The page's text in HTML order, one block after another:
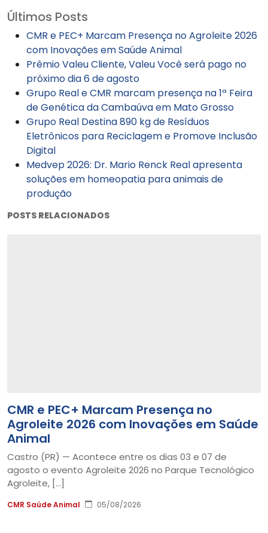
Últimos Posts
CMR e PEC+ Marcam Presença no Agroleite 2026
com Inovações em Saúde Animal
Prêmio Valeu Cliente, Valeu Você será pago no
próximo dia 6 de agosto
Grupo Real e CMR marcam presença na 1ª Feira
de Genética da Cambaúva em Mato Grosso
Grupo Real Destina 890 kg de Resíduos
Eletrônicos para Reciclagem e Promove Inclusão
Digital
Medvep 2026: Dr. Mario Renck Real apresenta
soluções em homeopatia para animais de
produção
POSTS RELACIONADOS
CMR e PEC+ Marcam Presença no
Agroleite 2026 com Inovações em Saúde
Animal
Castro (PR) — Acontece entre os dias 03 e 07 de
agosto o evento Agroleite 2026 no Parque Tecnológico
Agroleite, […]
CMR Saúde Animal 05/08/2026